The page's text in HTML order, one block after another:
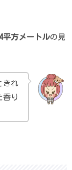
平方メートルの見
きれ
香り